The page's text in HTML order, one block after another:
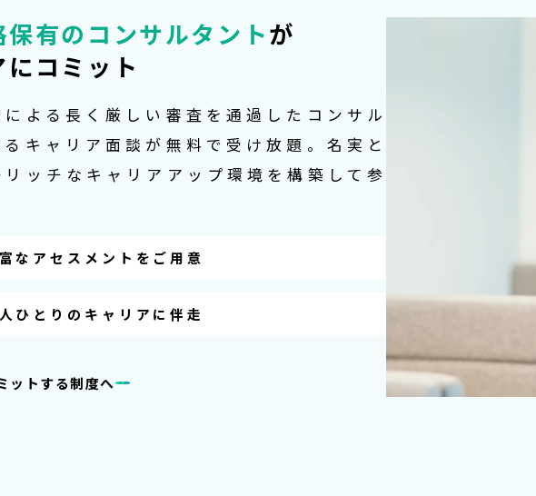
保有のコンサルタントが
コミット
よる長く厳しい審査を通過したコンサル
キャリア面談が無料で受け放題。名実と
ッチなキャリアアップ環境を構築して参
なアセスメントをご用意
ひとりのキャリアに伴走
ットする制度へ